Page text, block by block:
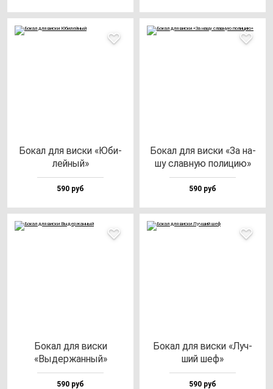
Бокал для вис­ки «Юби­
лей­ный»
590 руб
Бокал для вис­ки «За на­
шу слав­ную по­ли­цию»
590 руб
Бокал для вис­ки
«Выдер­жан­ный»
590 руб
Бокал для вис­ки «Луч­
ший шеф»
590 руб